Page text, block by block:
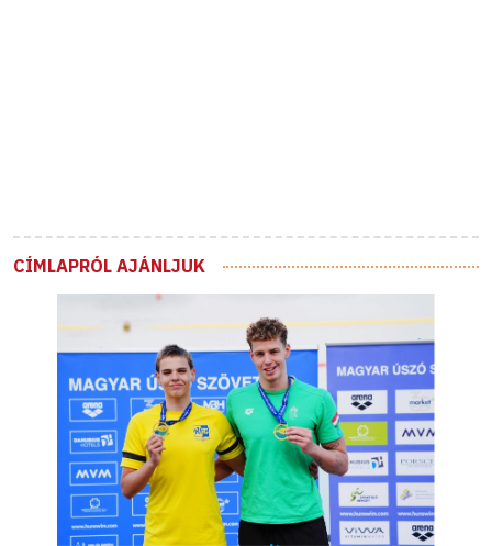
CÍMLAPRÓL AJÁNLJUK